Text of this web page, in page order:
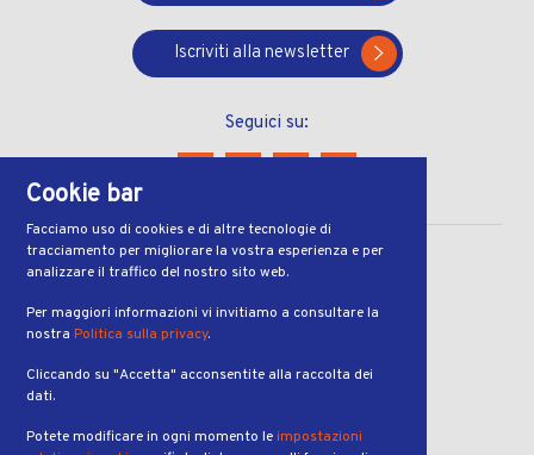
Iscriviti alla newsletter
Seguici su:
CONTATTI
Via Ferruccio Pelli 13
6900, Lugano
ORARI
dalle 7:00 alle 19:00
Cookie bar
Facciamo uso di cookies e di altre tecnologie di
tracciamento per migliorare la vostra esperienza e per
analizzare il traffico del nostro sito web.
Per maggiori informazioni vi invitiamo a consultare la
nostra Politica sulla privacy.
Cliccando su "Accetta" acconsentite alla raccolta dei
dati.
Potete modificare in ogni momento leimpostazioni